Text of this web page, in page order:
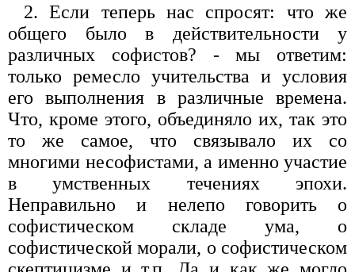
2. Если теперь нас спросят: что же
общего было в действительности у
различных софистов? - мы отве­тим:
только ремесло учительства и условия
его выпол­нения в различные времена.
Что, кроме этого, объе­диняло их, так это
то же самое, что связывало их со
многими несофистами, а именно участие
в умствен­ных течениях эпохи.
Неправильно и нелепо говорить о
софистическом складе ума, о
софистической мора­ли, о софистическом